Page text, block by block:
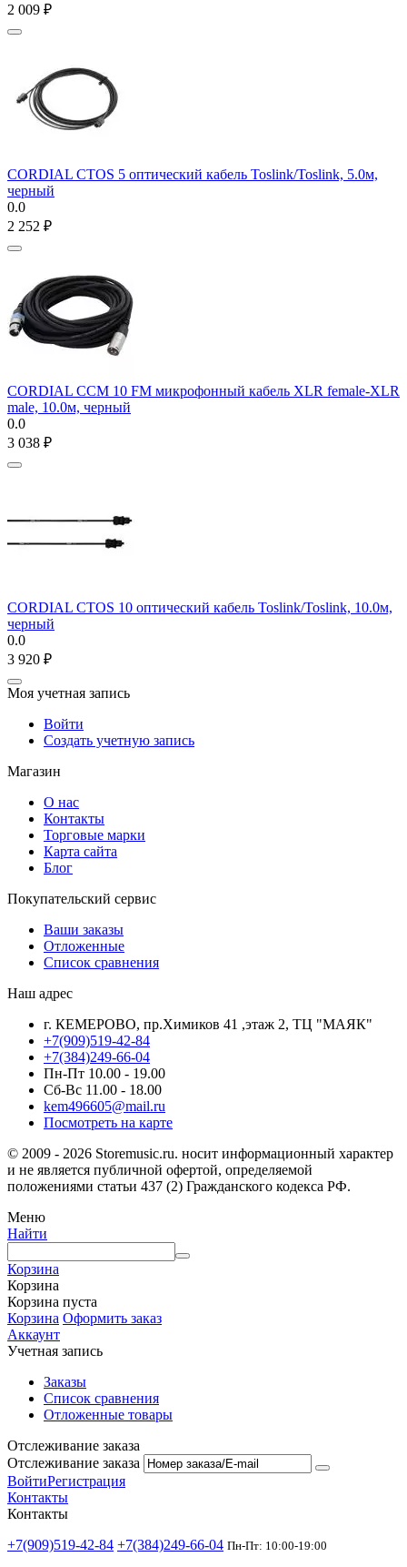
2 009 ₽
CORDIAL CTOS 5 оптический кабель Toslink/Toslink, 5.0м,
черный
0.0
2 252 ₽
CORDIAL CCM 10 FM микрофонный кабель XLR female-XLR
male, 10.0м, черный
0.0
3 038 ₽
CORDIAL CTOS 10 оптический кабель Toslink/Toslink, 10.0м,
черный
0.0
3 920 ₽
Моя учетная запись
Войти
Создать учетную запись
Магазин
О нас
Контакты
Торговые марки
Карта сайта
Блог
Покупательский сервис
Ваши заказы
Отложенные
Список сравнения
Наш адрес
г. КЕМЕРОВО, пр.Химиков 41 ,этаж 2, ТЦ "МАЯК"
+7(909)519-42-84
+7(384)249-66-04
Пн-Пт 10.00 - 19.00
Сб-Вс 11.00 - 18.00
kem496605@mail.ru
Посмотреть на карте
© 2009 - 2026 Storemusic.ru. носит информационный характер
и не является публичной офертой, определяемой
положениями статьи 437 (2) Гражданского кодекса РФ.
Меню
Найти
Корзина
Корзина
Корзина пуста
Корзина Оформить заказ
Аккаунт
Учетная запись
Заказы
Список сравнения
Отложенные товары
Отслеживание заказа
Отслеживание заказа
ВойтиРегистрация
Контакты
Контакты
+7(909)519-42-84 +7(384)249-66-04 Пн-Пт: 10:00-19:00